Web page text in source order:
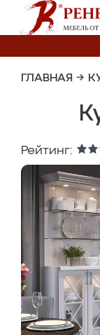
ГЛАВНАЯ →
Рейтинг: